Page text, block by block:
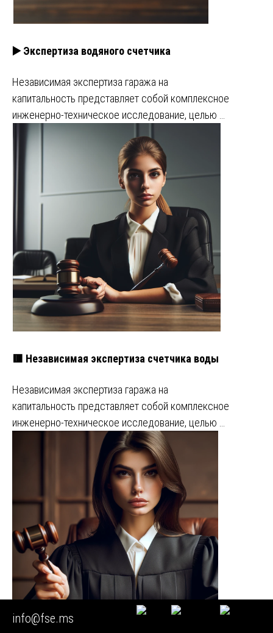
▶️ Экспертиза водяного счетчика
Независимая экспертиза гаража на
капитальность представляет собой комплексное
инженерно-техническое исследование, целью …
🟥 Независимая экспертиза счетчика воды
Независимая экспертиза гаража на
капитальность представляет собой комплексное
инженерно-техническое исследование, целью …
info@fse.ms